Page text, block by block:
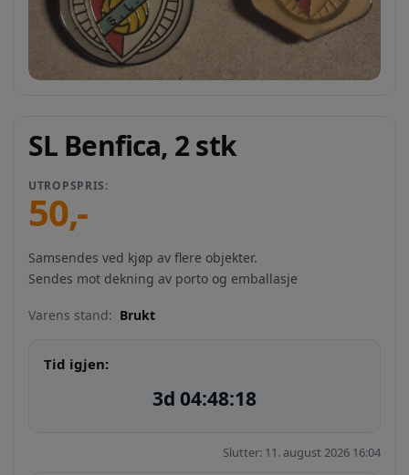
SL Benfica, 2 stk
UTROPSPRIS:
50,-
Samsendes ved kjøp av flere objekter.
Sendes mot dekning av porto og emballasje
Varens stand: Brukt
Tid igjen:
3d 04:48:17
Slutter: 11. august 2026 16:04